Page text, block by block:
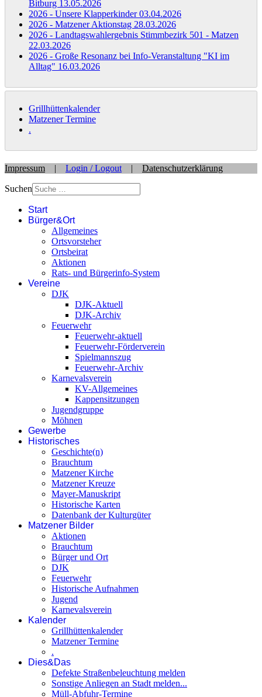
Bitburg 13.05.2026
2026 - Unsere Klapperkinder03.04.2026
2026 - Matzener Aktionstag 28.03.2026
2026 - Landtagswahlergebnis Stimmbezirk 501 - Matzen
22.03.2026
2026 - Große Resonanz bei Info-Veranstaltung "KI im
Alltag" 16.03.2026
Grillhüttenkalender
Matzener Termine
.
Impressum | Login / Logout | Datenschutzerklärung
Suchen
Start
Bürger&Ort
Allgemeines
Ortsvorsteher
Ortsbeirat
Aktionen
Rats- und Bürgerinfo-System
Vereine
DJK
DJK-Aktuell
DJK-Archiv
Feuerwehr
Feuerwehr-aktuell
Feuerwehr-Förderverein
Spielmannszug
Feuerwehr-Archiv
Karnevalsverein
KV-Allgemeines
Kappensitzungen
Jugendgruppe
Möhnen
Gewerbe
Historisches
Geschichte(n)
Brauchtum
Matzener Kirche
Matzener Kreuze
Mayer-Manuskript
Historische Karten
Datenbank der Kulturgüter
Matzener Bilder
Aktionen
Brauchtum
Bürger und Ort
DJK
Feuerwehr
Historische Aufnahmen
Jugend
Karnevalsverein
Kalender
Grillhüttenkalender
Matzener Termine
.
Dies&Das
Defekte Straßenbeleuchtung melden
Sonstige Anliegen an Stadt melden...
Müll-Abfuhr-Termine